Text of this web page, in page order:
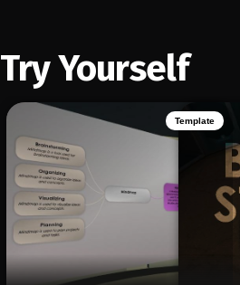
Try Yourself
Template